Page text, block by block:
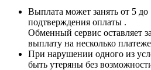
Выплата может занять от 5
подтверждения оплаты .
Обменный сервис оставляет
выплату на несколько
При нарушении одного из
быть утеряны без